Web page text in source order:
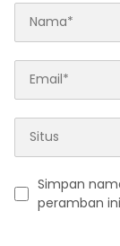
Simpan
peramban